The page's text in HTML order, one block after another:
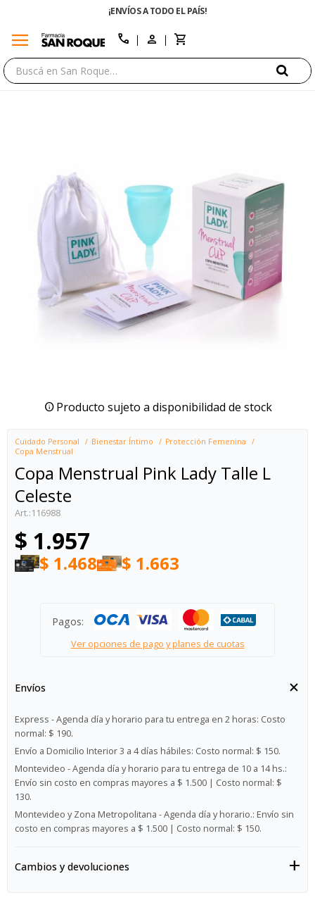
¡ENVÍOS A TODO EL PAÍS!
menu call
Producto sujeto a disponibilidad de stock
Cuidado Personal Bienestar Íntimo
Protección Femenina
Copa Menstrual
Copa Menstrual Pink Lady Talle L
Celeste
116988
$ 1.957
$ 1.468 $ 1.663
Pagos:
Ver opciones de pago y planes de cuotas
Envíos
Express - Agenda día y horario para tu entrega en 2 horas: Costo
normal: $ 190.
Envío a Domicilio Interior 3 a 4 días hábiles: Costo normal: $ 150.
Montevideo - Agenda día y horario para tu entrega de 10 a 14 hs.:
Envío sin costo en compras mayores a $ 1.500 | Costo normal: $
130.
Montevideo y Zona Metropolitana - Agenda día y horario.: Envío sin
costo en compras mayores a $ 1.500 | Costo normal: $ 150.
Cambios y devoluciones
close